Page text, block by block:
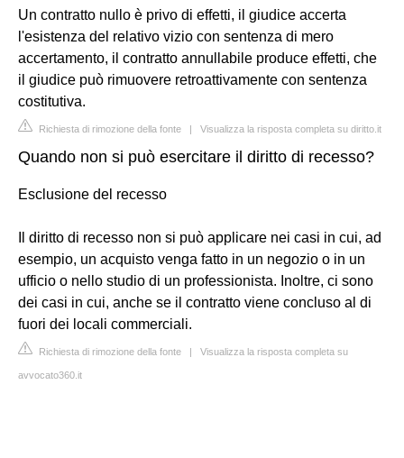
Un contratto nullo è privo di effetti, il giudice accerta
l'esistenza del relativo vizio con sentenza di mero
accertamento, il contratto annullabile produce effetti, che
il giudice può rimuovere retroattivamente con sentenza
costitutiva.
Richiesta di rimozione della fonte | Visualizza la risposta completa su diritto.it
Quando non si può esercitare il diritto di recesso?
Esclusione del recesso
Il diritto di recesso non si può applicare nei casi in cui, ad
esempio, un acquisto venga fatto in un negozio o in un
ufficio o nello studio di un professionista. Inoltre, ci sono
dei casi in cui, anche se il contratto viene concluso al di
fuori dei locali commerciali.
Richiesta di rimozione della fonte | Visualizza la risposta completa su
avvocato360.it